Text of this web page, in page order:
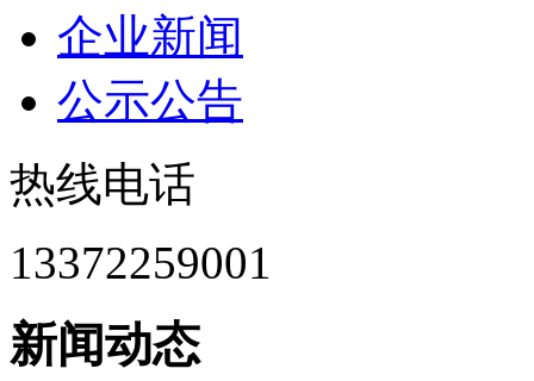
企业新闻
公示公告
热线电话
13372259001
新闻动态